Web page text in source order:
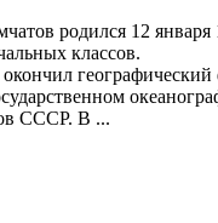
родился 12 января
классов.
географический
СССР. В ...